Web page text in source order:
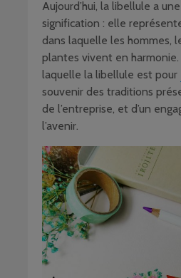
Aujourd’hui, la libellule a
signification : elle
dans laquelle les hommes,
plantes vivent en harmonie.
laquelle la libellule est pour
souvenir des traditions
de l’entreprise, et d’un
l’avenir.